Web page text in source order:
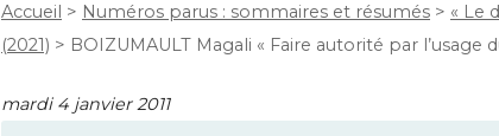
Accueil > Numéros parus : sommaires et résumés > « Le
(2021) > BOIZUMAULT Magali « Faire autorité par l’usage
mardi 4 janvier 2011